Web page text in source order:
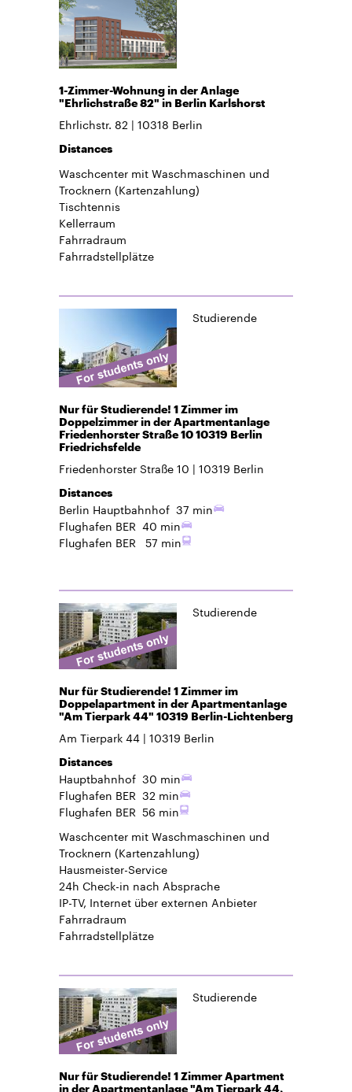
1-Zimmer-Wohnung in der Anlage
"Ehrlichstraße 82" in Berlin Karlshorst
Ehrlichstr. 82 10318 Berlin
Distances
Waschcenter mit Waschmaschinen und
Trocknern (Kartenzahlung)
Tischtennis
Kellerraum
Fahrradraum
Fahrradstellplätze
Studierende
Nur für Studierende! 1 Zimmer im
Doppelzimmer in der Apartmentanlage
Friedenhorster Straße 10 10319 Berlin
Friedrichsfelde
Friedenhorster Straße 10 10319 Berlin
Distances
Berlin Hauptbahnhof 37 min
Flughafen BER 40 min
Flughafen BER 57 min
Studierende
Nur für Studierende! 1 Zimmer im
Doppelapartment in der Apartmentanlage
"Am Tierpark 44" 10319 Berlin-Lichtenberg
Am Tierpark 44 10319 Berlin
Distances
Hauptbahnhof 30 min
Flughafen BER 32 min
Flughafen BER 56 min
Waschcenter mit Waschmaschinen und
Trocknern (Kartenzahlung)
Hausmeister-Service
24h Check-in nach Absprache
IP-TV, Internet über externen Anbieter
Fahrradraum
Fahrradstellplätze
Studierende
Nur für Studierende! 1 Zimmer Apartment
in der Apartmentanlage "Am Tierpark 44,